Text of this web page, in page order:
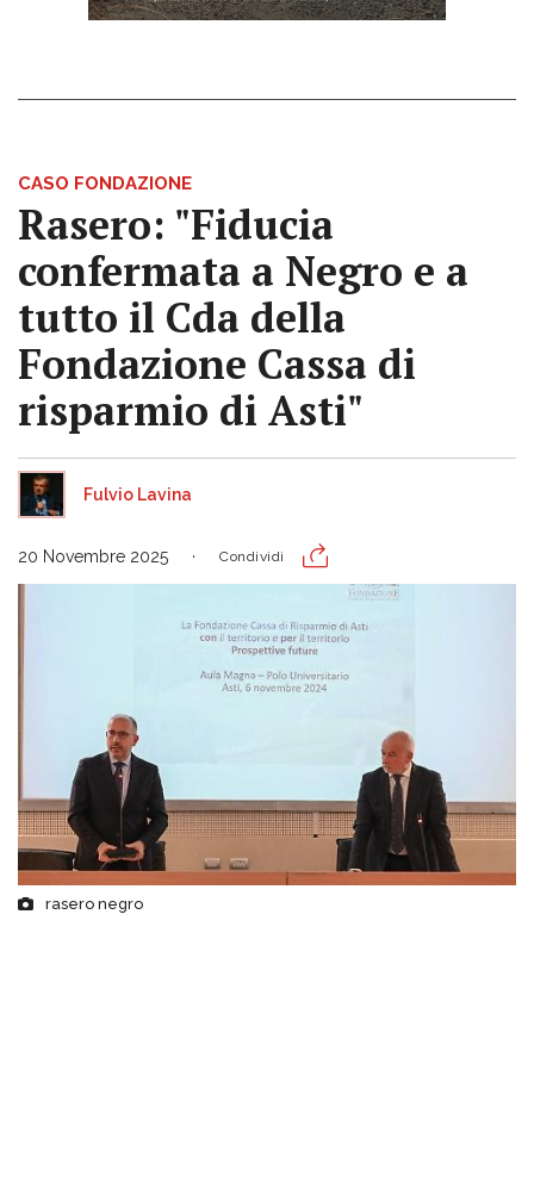
CASO FONDAZIONE
Rasero: "Fiducia
confermata a Negro e a
tutto il Cda della
Fondazione Cassa di
risparmio di Asti"
Fulvio Lavina
20 Novembre 2025 Condividi
rasero negro